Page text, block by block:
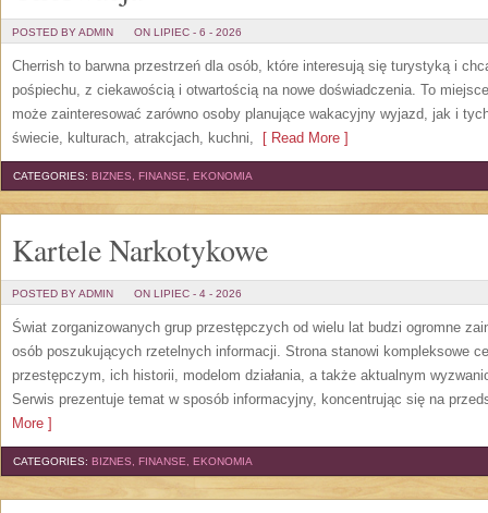
POSTED BY ADMIN ON LIPIEC - 6 - 2026
Cherrish to barwna przestrzeń dla osób, które interesują się turystyką i
pośpiechu, z ciekawością i otwartością na nowe doświadczenia. To
może zainteresować zarówno osoby planujące wakacyjny wyjazd, jak i
świecie, kulturach, atrakcjach, kuchni, [ Read More ]
CATEGORIES: BIZNES, FINANSE, EKONOMIA
Kartele Narkotykowe
POSTED BY ADMIN ON LIPIEC - 4 - 2026
Świat zorganizowanych grup przestępczych od wielu lat budzi ogromne
osób poszukujących rzetelnych informacji. Strona stanowi kompleksowe
przestępczym, ich historii, modelom działania, a także aktualnym
Serwis prezentuje temat w sposób informacyjny, koncentrując się na
More ]
CATEGORIES: BIZNES, FINANSE, EKONOMIA